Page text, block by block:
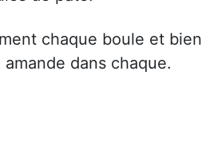
chaque boule et bien
dans chaque.